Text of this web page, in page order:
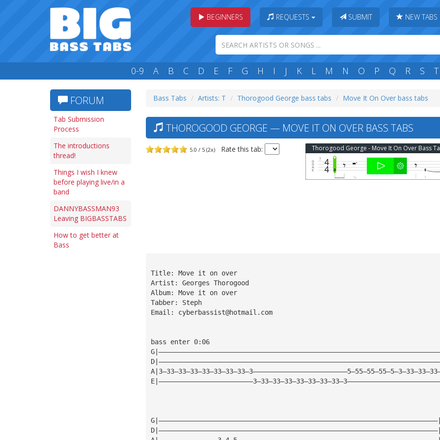
BEGINNERS REQUESTS SUBMIT NEW TABS
0-9 A B C D E F G H I J K L M N O P Q R S T
FORUM
Tab Submission
Process
The introductions
thread!
Things I wish I knew
before playing live/in a
band
DANNYBASSMAN93
Leaving BIGBASSTABS
How to get better at
Bass
Bass Tabs Artists: T Thorogood George bass tabs Move It On Over bass tabs
THOROGOOD GEORGE — MOVE IT ON OVER BASS TABS
5.0 / 5 (2x) Rate this tab: Thorogood George - Move It On Over Bass
Title: Move it on over
Artist: Georges Thorogood
Album: Move it on over
Tabber: Steph
Email: cyberbassist@hotmail.com
bass enter 0:06
G|———————————————————————————————————————————————————————————————————————|
D|———————————————————————————————————————————————————————————————————————|